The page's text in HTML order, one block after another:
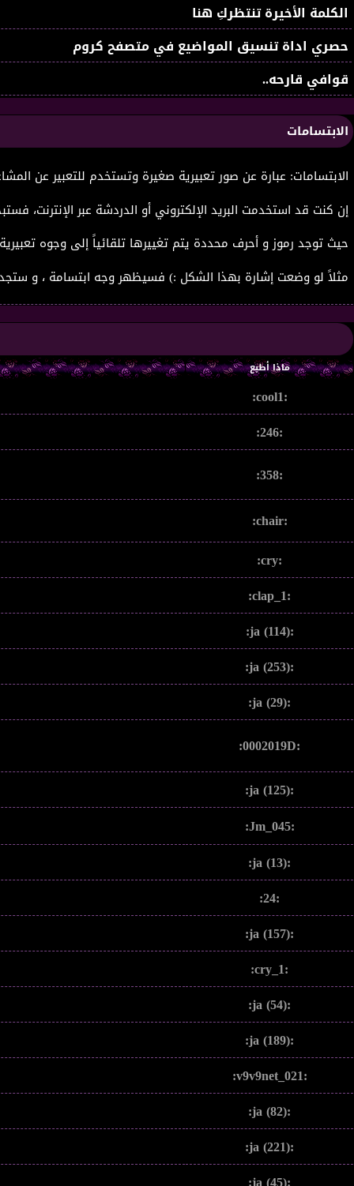
الكلمة الأخيرة تنتظركِ هنا
حصري اداة تنسيق المواضيع في متصفح كروم
قوافي قارحه..
الابتسامات
الابتسامات: عبارة عن صور تعبيرية صغيرة وتستخدم للتعبير عن
إن كنت قد استخدمت البريد الإلكتروني أو الدردشة عبر الإنترنت،
حيث توجد رموز و أحرف محددة يتم تغييرها تلقائياً إلى وجوه
مثلاً لو وضعت إشارة بهذا الشكل :) فسيظهر وجه ابتسامة ، و
ماذا أطبع
:cool1:
:246:
:358:
:chair:
:cry:
:clap_1:
:ja (114):
:ja (253):
:ja (29):
:0002019D:
:ja (125):
:Jm_045:
:ja (13):
:24:
:ja (157):
:cry_1:
:ja (54):
:ja (189):
:v9v9net_021:
:ja (82):
:ja (221):